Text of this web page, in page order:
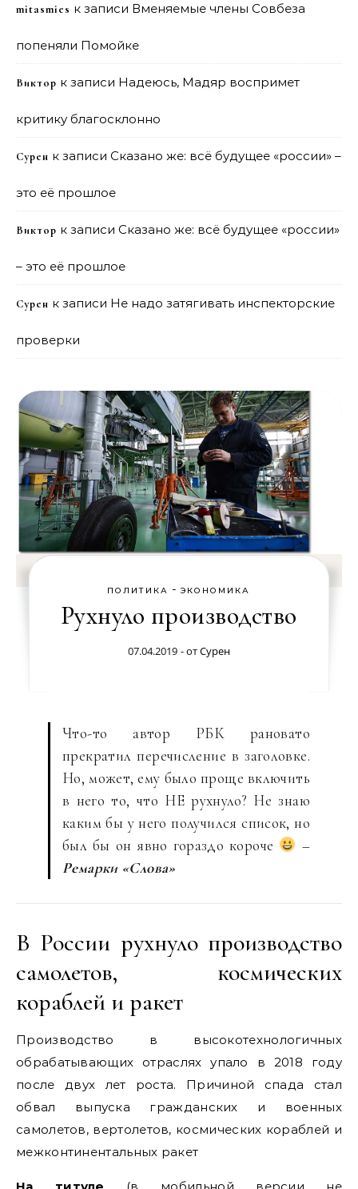
mitasmies к записи Вменяемые члены Совбеза
попеняли Помойке
Виктор к записи Надеюсь, Мадяр воспримет
критику благосклонно
Сурен к записи Сказано же: всё будущее «россии» –
это её прошлое
Виктор к записи Сказано же: всё будущее «россии»
– это её прошлое
Сурен к записи Не надо затягивать инспекторские
проверки
ПОЛИТИКА - ЭКОНОМИКА
Рухнуло производство
07.04.2019 - отСурен
Что-то автор РБК рановато
прекратил перечисление в заголовке.
Но, может, ему было проще включить
в него то, что НЕ рухнуло? Не знаю
каким бы у него получился список, но
был бы он явно гораздо короче
–
Ремарки «Слова»
В России рухнуло производство
самолетов, космических
кораблей и ракет
Производство в высокотехнологичных
обрабатывающих отраслях упало в 2018 году
после двух лет роста. Причиной спада стал
обвал выпуска гражданских и военных
самолетов, вертолетов, космических кораблей и
межконтинентальных ракет